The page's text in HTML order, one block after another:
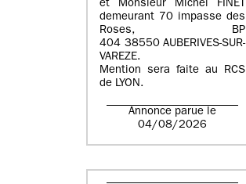
et Monsieur Michel FINET
demeurant 70 impasse des
Roses, BP
404 38550 AUBERIVES-SUR-
VAREZE.
Mention sera faite au RCS
de LYON.
Annonce parue le
04/08/2026